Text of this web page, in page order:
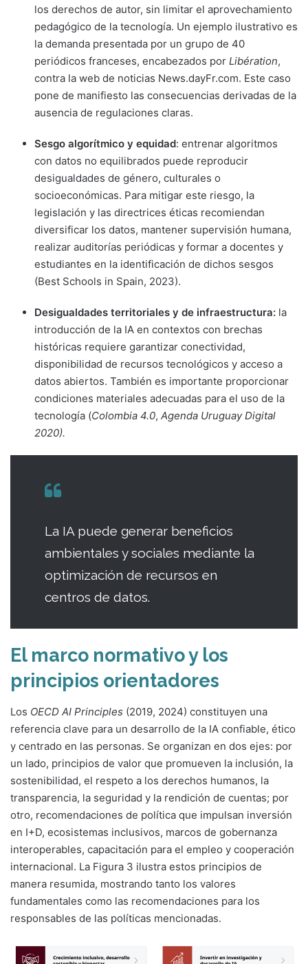
los derechos de autor, sin limitar el aprovechamiento
pedagógico de la tecnología. Un ejemplo ilustrativo es
la demanda presentada por un grupo de 40
periódicos franceses, encabezados por Libération,
contra la web de noticias News.dayFr.com. Este caso
pone de manifiesto las consecuencias derivadas de la
ausencia de regulaciones claras.
Sesgo algorítmico y equidad: entrenar algoritmos
con datos no equilibrados puede reproducir
desigualdades de género, culturales o
socioeconómicas. Para mitigar este riesgo, la
legislación y las directrices éticas recomiendan
diversificar los datos, mantener supervisión humana,
realizar auditorías periódicas y formar a docentes y
estudiantes en la identificación de dichos sesgos
(Best Schools in Spain, 2023).
Desigualdades territoriales y de infraestructura: la
introducción de la IA en contextos con brechas
históricas requiere garantizar conectividad,
disponibilidad de recursos tecnológicos y acceso a
datos abiertos. También es importante proporcionar
condiciones materiales adecuadas para el uso de la
tecnología (Colombia 4.0, Agenda Uruguay Digital
2020).
La IA puede generar beneficios
ambientales y sociales mediante la
optimización de recursos en
centros de datos.
El marco normativo y los
principios orientadores
Los OECD AI Principles (2019, 2024) constituyen una
referencia clave para un desarrollo de la IA confiable, ético
y centrado en las personas. Se organizan en dos ejes: por
un lado, principios de valor que promueven la inclusión, la
sostenibilidad, el respeto a los derechos humanos, la
transparencia, la seguridad y la rendición de cuentas; por
otro, recomendaciones de política que impulsan inversión
en I+D, ecosistemas inclusivos, marcos de gobernanza
interoperables, capacitación para el empleo y cooperación
internacional. La Figura 3 ilustra estos principios de
manera resumida, mostrando tanto los valores
fundamentales como las recomendaciones para los
responsables de las políticas mencionadas.